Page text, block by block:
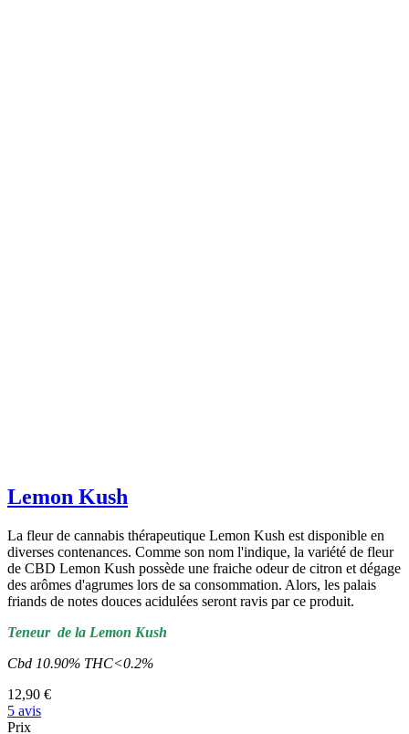
Lemon Kush
La fleur de cannabis thérapeutique Lemon Kush est disponible en
diverses contenances. Comme son nom l'indique, la variété de fleur
de CBD Lemon Kush possède une fraiche odeur de citron et dégage
des arômes d'agrumes lors de sa consommation. Alors, les palais
friands de notes douces acidulées seront ravis par ce produit.
Teneur de la Lemon Kush
Cbd 10.90% THC<0.2%
12,90 €
5 avis
Prix